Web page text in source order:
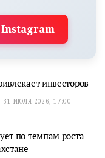
Instagram
инвесторов
31 ИЮЛЯ 2026, 17:00
по темпам роста